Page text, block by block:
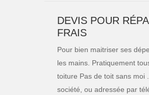
DEVIS POUR
FRAIS
Pour bien maitriser ses
les mains. Pratiquement
toiture Pas de toit sans moi
société, ou adressée par